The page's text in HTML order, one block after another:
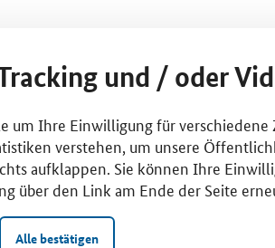
und / oder
um Ihre Einwilligung für
verstehen, um unsere
aufklappen. Sie können Ihre
über den Link am Ende der Seite
Alle bestätigen